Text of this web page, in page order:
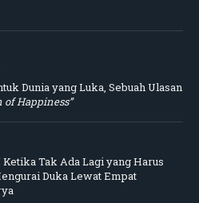
Dunia yang Luka, Sebuah Ulasan
of Happiness”
Ketika Tak Ada Lagi yang Harus
Duka Lewat Empat